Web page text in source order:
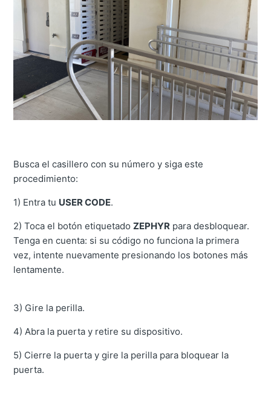
Busca el casillero con su número y siga este
procedimiento:
1) Entra tu USER CODE.
2) Toca el botón etiquetadoZEPHYR para desbloquear.
Tenga en cuenta: si su código no funciona la primera
vez, intente nuevamente presionando los botones más
lentamente.
3) Gire la perilla.
4) Abra la puerta y retire su dispositivo.​
5) Cierre la puerta y gire la perilla para bloquear la
puerta.